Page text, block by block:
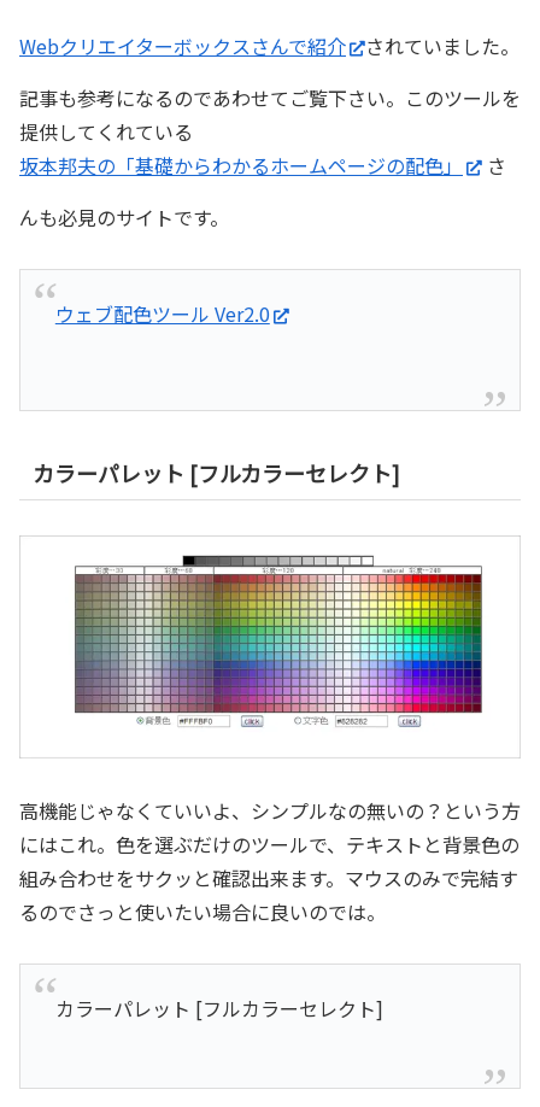
Webクリエイターボックスさんで紹介
されていました。
記事も参考になるのであわせてご覧下さい。このツールを
提供してくれている
坂本邦夫の「基礎からわかるホームページの配色」
さ
んも必見のサイトです。
ウェブ配色ツール Ver2.0
カラーパレット [フルカラーセレクト]
高機能じゃなくていいよ、シンプルなの無いの？という方
にはこれ。色を選ぶだけのツールで、テキストと背景色の
組み合わせをサクッと確認出来ます。マウスのみで完結す
るのでさっと使いたい場合に良いのでは。
カラーパレット [フルカラーセレクト]